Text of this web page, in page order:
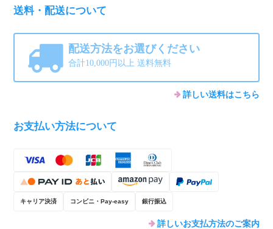
送料・配送について
配送方法をお選びください
合計10,000円以上 送料無料
詳しい送料はこちら
お支払い方法について
キャリア決済 コンビニ・Pay-easy 銀行振込
詳しいお支払方法のご案内